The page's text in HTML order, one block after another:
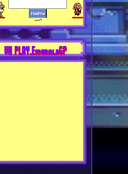
VK PLAY.EmeraldGP